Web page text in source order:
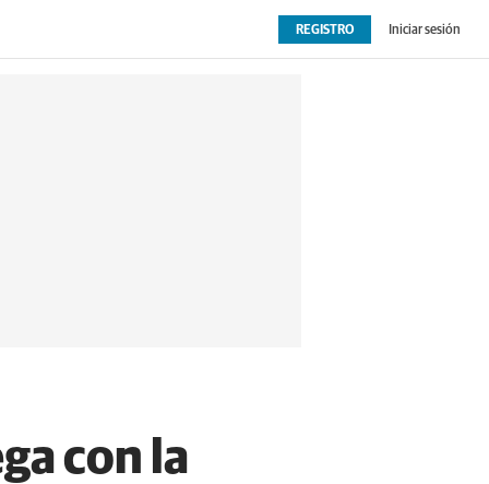
OPINIÓN EXTRAS
REGISTRO Iniciar sesión
con la